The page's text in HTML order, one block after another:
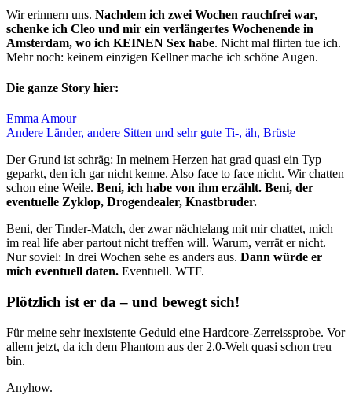
Wir erinnern uns. Nachdem ich zwei Wochen rauchfrei war,
schenke ich Cleo und mir ein verlängertes Wochenende in
Amsterdam, wo ich KEINEN Sex habe. Nicht mal flirten tue ich.
Mehr noch: keinem einzigen Kellner mache ich schöne Augen.
Die ganze Story hier:
Emma Amour
Andere Länder, andere Sitten und sehr gute Ti-, äh, Brüste
Der Grund ist schräg: In meinem Herzen hat grad quasi ein Typ
geparkt, den ich gar nicht kenne. Also face to face nicht. Wir chatten
schon eine Weile. Beni, ich habe von ihm erzählt. Beni, der
eventuelle Zyklop, Drogendealer, Knastbruder.
Beni, der Tinder-Match, der zwar nächtelang mit mir chattet, mich
im real life aber partout nicht treffen will. Warum, verrät er nicht.
Nur soviel: In drei Wochen sehe es anders aus. Dann würde er
mich eventuell daten. Eventuell. WTF.
Plötzlich ist er da – und bewegt sich!
Für meine sehr inexistente Geduld eine Hardcore-Zerreissprobe. Vor
allem jetzt, da ich dem Phantom aus der 2.0-Welt quasi schon treu
bin.
Anyhow.